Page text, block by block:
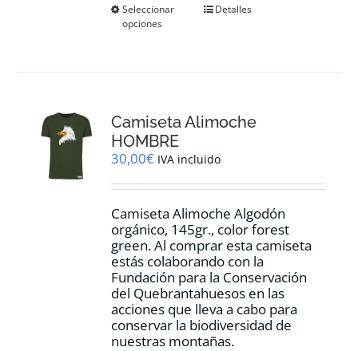
Seleccionar
opciones
Este
se
elegir
en
la
de
producto
Detalles
Camiseta Alimoche
HOMBRE
30,00€ IVA incluido
Camiseta Alimoche Algodón
orgánico, 145gr., color forest
green. Al comprar esta camiseta
estás colaborando con la
Fundación para la Conservación
del Quebrantahuesos en las
acciones que lleva a cabo para
conservar la biodiversidad de
nuestras montañas.